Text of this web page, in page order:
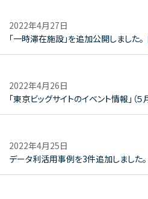
2022年4月27日
「一時滞在施設」を追加公開しました。
2022年4月26日
「東京ビッグサイトのイベント情報」（
2022年4月25日
データ利活用事例を3件追加しました。